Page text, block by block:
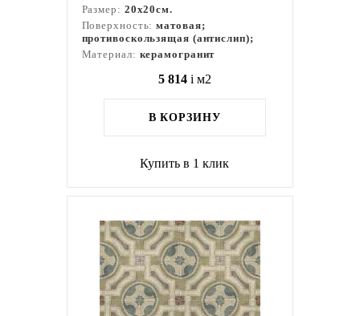
Размер: 20x20см.
Поверхность:матовая;
противоскользящая (антислип);
Материал: керамогранит
5 814 i м2
В КОРЗИНУ
Купить в 1 клик